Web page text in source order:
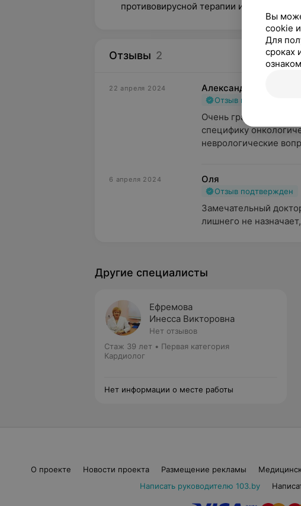
противовирусной терапии
Отзывы 2
22 апреля 2024 Александра
Отзыв подтвержден
Очень грамотный и
специфику
неврологические
6 апреля 2024 Оля
Отзыв подтвержден
Замечательный
лишнего не
Другие специалисты
Ефремова
Инесса Викторовна
Нет отзывов
Стаж 39 лет • Первая категория
Кардиолог
Нет информации о месте работы
О проекте Новости проекта Размещение рекламы
Написать руководителю 103.by
Вы
cookie
Для
сроках